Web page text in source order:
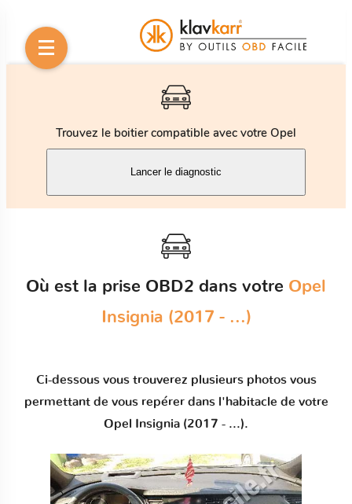
Trouvez le boitier compatible avec votre Opel
Lancer le diagnostic
Où est la prise OBD2 dans votre Opel
Insignia (2017 - ...)
Ci-dessous vous trouverez plusieurs photos vous
permettant de vous repérer dans l'habitacle de votre
Opel Insignia (2017 - ...).